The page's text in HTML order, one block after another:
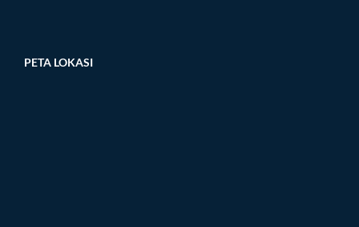
PETA LOKASI